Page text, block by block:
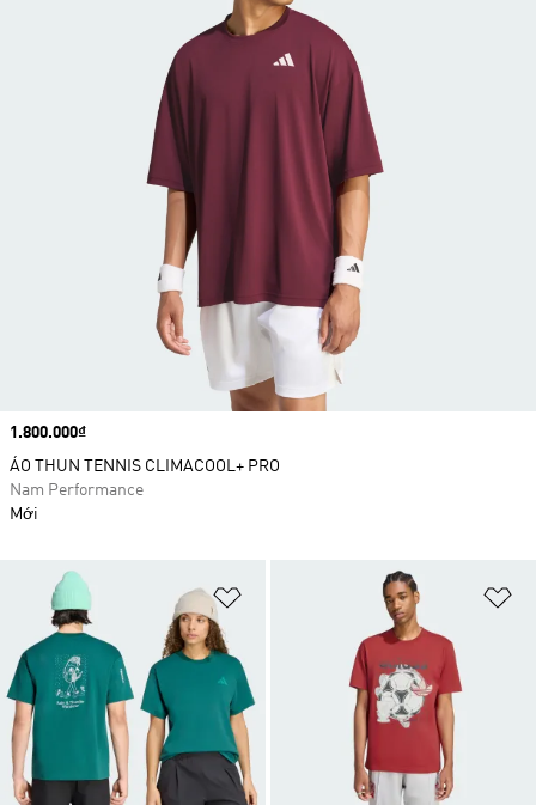
Price
1.800.000₫
ÁO THUN TENNIS CLIMACOOL+ PRO
Nam Performance
Mới